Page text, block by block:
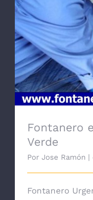
Fontanero
Fontanero
Verde
Por Jose Ramón |
Fontanero